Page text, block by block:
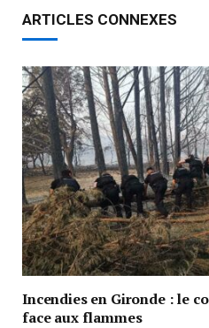
ARTICLES CONNEXES
Incendies en Gironde : le
face aux flammes